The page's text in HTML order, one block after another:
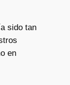
sido tan
en